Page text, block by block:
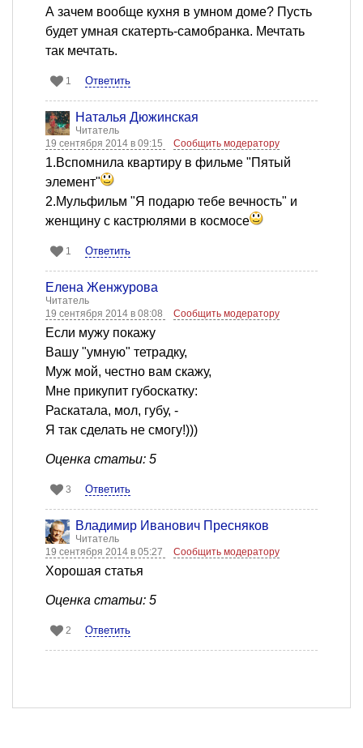
А зачем вообще кухня в умном доме? Пусть
будет умная скатерть-самобранка. Мечтать
так мечтать.
1 Ответить
Наталья Дюжинская
Читатель
19 сентября 2014 в 09:15
Сообщить модератору
1.Вспомнила квартиру в фильме "Пятый
элемент"
2.Мульфильм "Я подарю тебе вечность" и
женщину с кастрюлями в космосе
1 Ответить
Елена Женжурова
Читатель
19 сентября 2014 в 08:08
Сообщить модератору
Если мужу покажу
Вашу "умную" тетрадку,
Муж мой, честно вам скажу,
Мне прикупит губоскатку:
Раскатала, мол, губу, -
Я так сделать не смогу!)))
Оценка статьи: 5
3 Ответить
Владимир Иванович Пресняков
Читатель
19 сентября 2014 в 05:27
Сообщить модератору
Хорошая статья
Оценка статьи: 5
2 Ответить